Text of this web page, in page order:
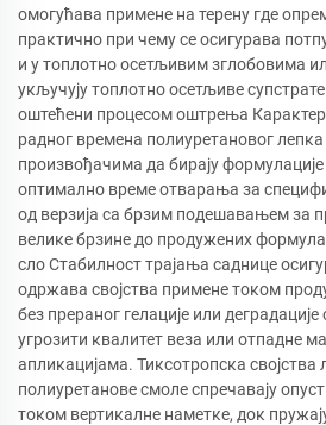
омогућава примене на терену где
практично при чему се осигурава
и у топлотно осетљивим зглобовима
укључују топлотно осетљиве
оштећени процесом оштрења
радног времена полиуретановог
произвођачима да бирају формулације
оптимално време отварања за
од верзија са брзим подешавањем за
велике брзине до продужених
сло Стабилност трајања саднице
одржава својства примене током
без прераног гелације или деградације
угрозити квалитет веза или отпадне
апликацијама. Тиксотропска својства
полиуретанове смоле спречавају
током вертикалне наметке, док